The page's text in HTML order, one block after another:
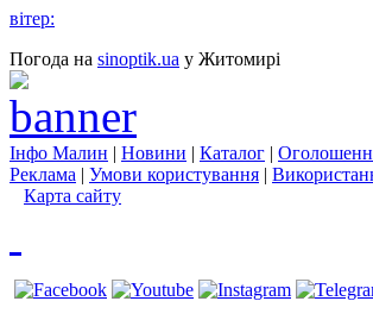
вітер:
Погода на sinoptik.ua у Житомирі
Інфо Малин | Новини | Каталог |
Реклама | Умови користування |
Карта сайту